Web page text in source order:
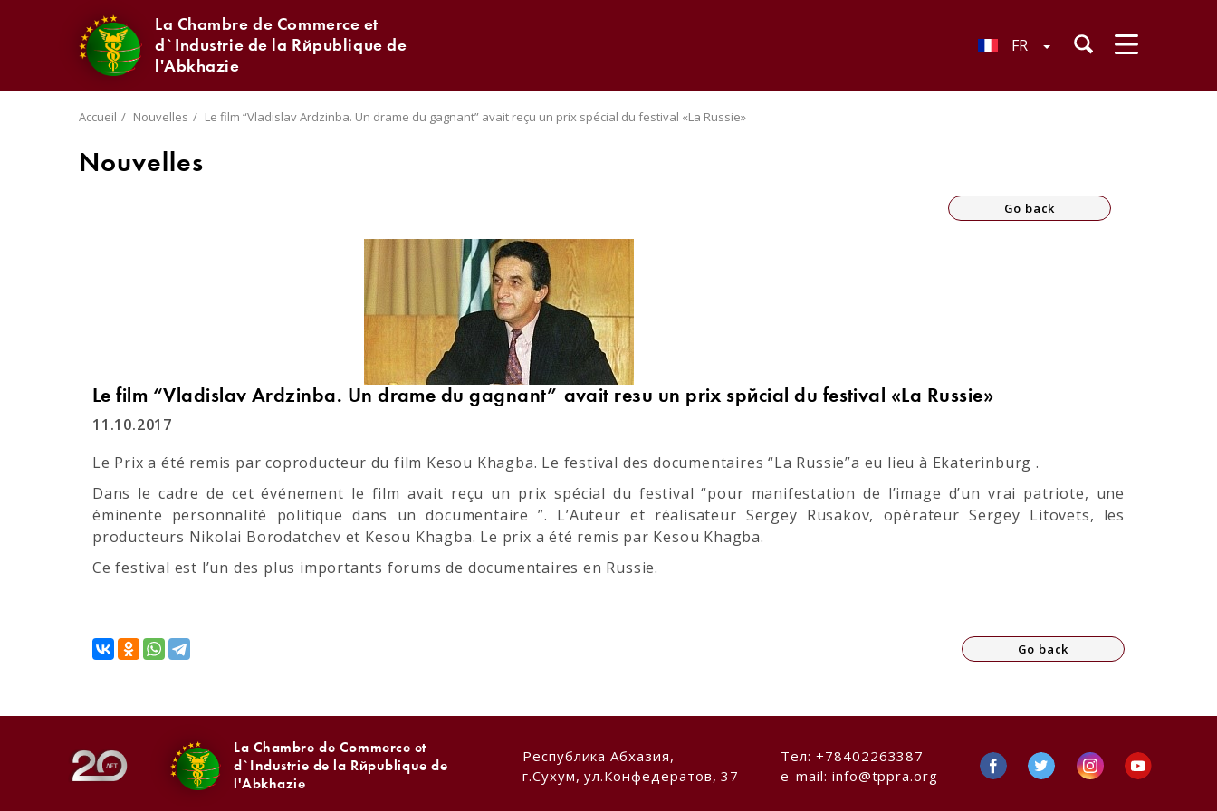
La Chambre de Commerce et
d`Industrie de la République de
l'Abkhazie
FR
Accueil Nouvelles Le film “Vladislav Ardzinba. Un drame du gagnant” avait reçu un prix spécial du festival «La Russie»
Nouvelles
Go back
Le film “Vladislav Ardzinba. Un drame du gagnant” avait reçu un prix spécial du festival «La Russie»
11.10.2017
Le Prix a été remis par coproducteur du film Kesou Khagba. Le festival des documentaires “La Russie”a eu lieu à Ekaterinburg .
Dans le cadre de cet événement le film avait reçu un prix spécial du festival “pour manifestation de l’image d’un vrai patriote, une
éminente personnalité politique dans un documentaire ”. L’Auteur et réalisateur Sergey Rusakov, opérateur Sergey Litovets, les
producteurs Nikolai Borodatchev et Kesou Khagba. Le prix a été remis par Kesou Khagba.
Ce festival est l’un des plus importants forums de documentaires en Russie.
Go back
La Chambre de Commerce et
d`Industrie de la République de
l'Abkhazie
Республика Абхазия,
г.Сухум, ул.Конфедератов, 37
Тел: +78402263387
e-mail: info@tppra.org